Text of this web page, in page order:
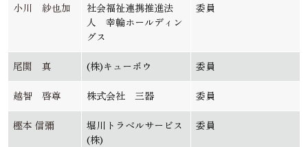
小川 紗也加
社会福祉連携推進法
人 幸輪ホールディン
グス
委員
尾関 真 (株)キューボウ 委員
越智 啓尊 株式会社 三器 委員
樫本 信彌
堀川トラベルサービス
(株)
委員